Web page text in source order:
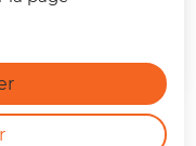
bus à
horaires